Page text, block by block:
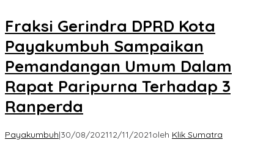
Fraksi Gerindra DPRD Kota
Payakumbuh Sampaikan
Pemandangan Umum Dalam
Rapat Paripurna Terhadap 3
Ranperda
Payakumbuh|30/08/202112/11/2021oleh Klik Sumatra